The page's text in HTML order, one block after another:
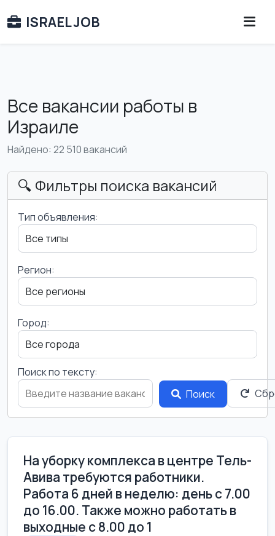
ISRAEL JOB
Все вакансии работы в
Израиле
Найдено: 22 510 вакансий
🔍 Фильтры поиска вакансий
Тип объявления:
Регион:
Город:
Поиск по тексту:
Поиск
На уборку комплекса в центре Тель-
Авива требуются работники.
Работа 6 дней в неделю: день с 7.00
до 16.00. Также можно работать в
выходные с 8.00 до 1